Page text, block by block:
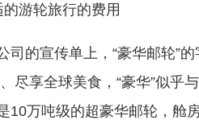
游轮旅行的费用
司的宣传单上，“豪华邮轮”
尽享全球美食，“豪华”似乎
10万吨级的超豪华邮轮，舱